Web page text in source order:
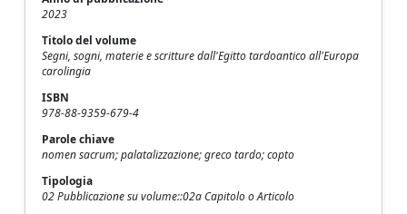
2023
Titolo del volume
Segni, sogni, materie e scritture dall'Egitto tardoantico all'Europa
carolingia
ISBN
978-88-9359-679-4
Parole chiave
nomen sacrum; palatalizzazione; greco tardo; copto
Tipologia
02 Pubblicazione su volume::02a Capitolo o Articolo